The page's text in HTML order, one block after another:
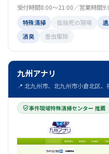
受付時間8:00～21:00／営業時間
特殊清掃
孤独死の現場
消臭
害虫駆除
九州アナリ
📍 北九州市、北九州市小倉北区、
事件現場特殊清掃センター 推薦